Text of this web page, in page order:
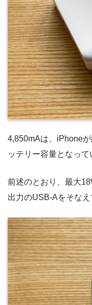
4,850mAは、iPhone
ッテリー容量となって
前述のとおり、最大
出力のUSB-Aをそなえ